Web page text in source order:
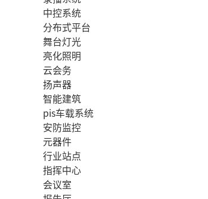
中控系统
分布式平台
舞台灯光
亮化照明
云会务
扬声器
智能建筑
pis车载系统
安防监控
元器件
行业站点
指挥中心
会议室